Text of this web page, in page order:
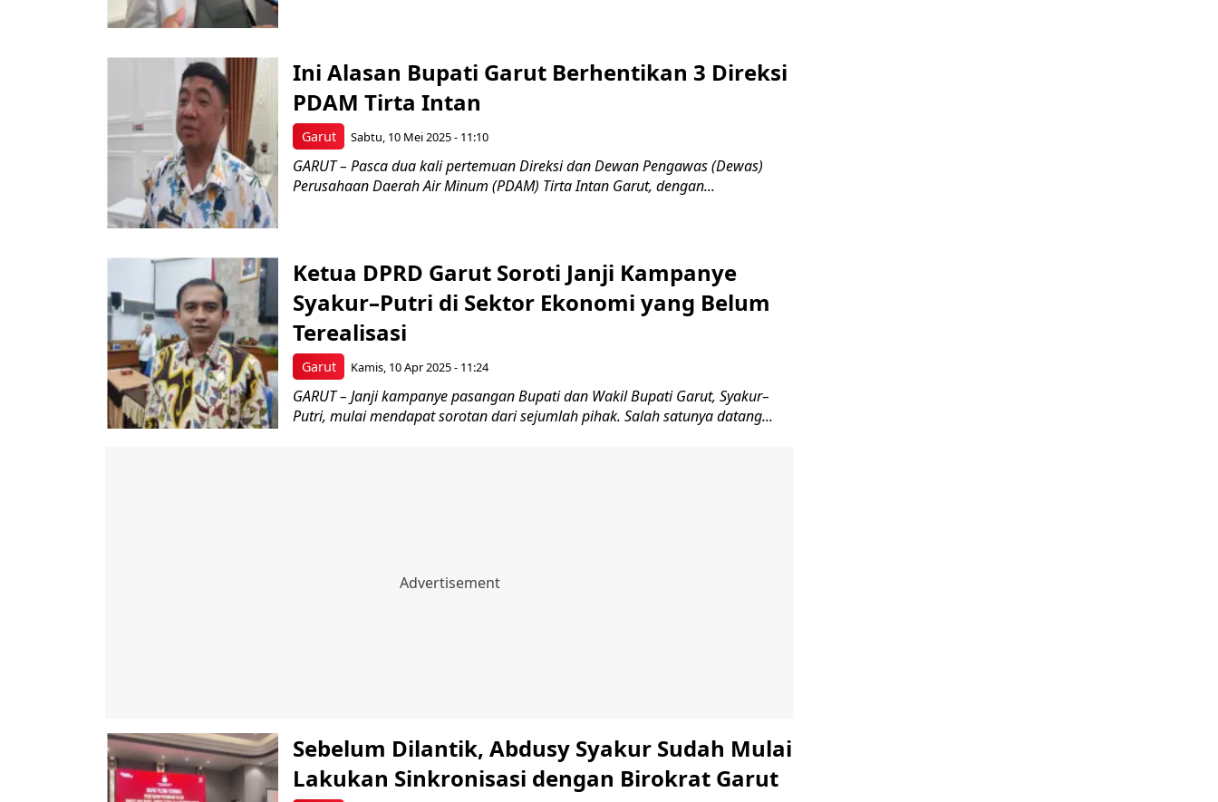
Garut
Ini Alasan Bupati Garut Berhentikan 3 Direksi
PDAM Tirta Intan
Sabtu, 10 Mei 2025 - 11:10
GARUT – Pasca dua kali pertemuan Direksi dan Dewan Pengawas (Dewas)
Perusahaan Daerah Air Minum (PDAM) Tirta Intan Garut, dengan...
Garut
Ketua DPRD Garut Soroti Janji Kampanye
Syakur–Putri di Sektor Ekonomi yang Belum
Terealisasi
Kamis, 10 Apr 2025 - 11:24
GARUT – Janji kampanye pasangan Bupati dan Wakil Bupati Garut, Syakur–
Putri, mulai mendapat sorotan dari sejumlah pihak. Salah satunya datang...
Sebelum Dilantik, Abdusy Syakur Sudah Mulai
Lakukan Sinkronisasi dengan Birokrat Garut